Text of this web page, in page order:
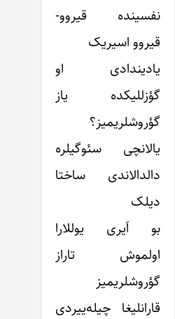
نفسینده قیروو-
قیروو اسیریک
یادیندادی او
گؤزللیکده یاز
گؤروشلریمیز؟
یالانچی سئوگیلره
دالدالاندی ساختا
دیلک
بو اَیری یوللارا
اولموش تاراز
گؤروشلریمیز
قارانلیغا چیله‌ییردی